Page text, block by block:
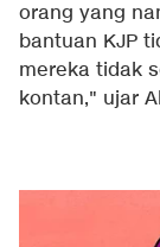
orang yang
bantuan KJP
mereka tidak
kontan," ujar